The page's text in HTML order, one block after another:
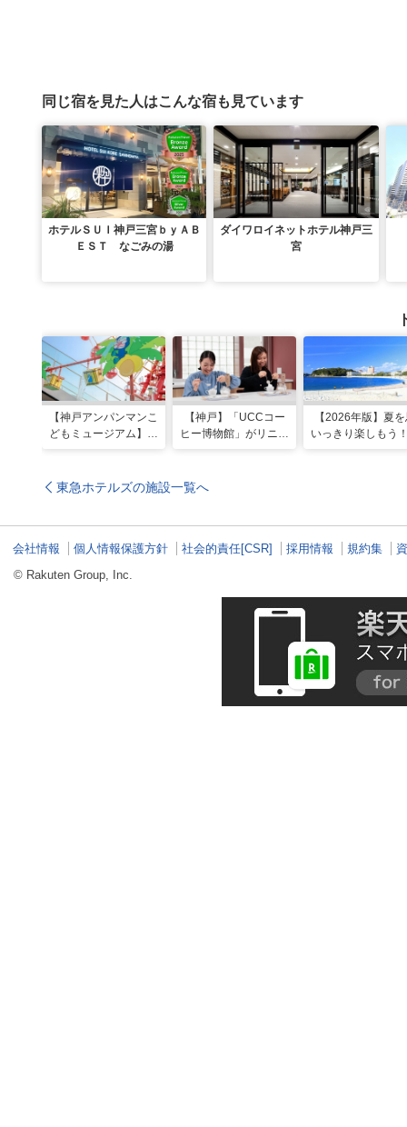
同じ宿を見た人はこんな宿も見ています
ホテルＳＵＩ神戸三宮ｂｙＡＢ
ＥＳＴ なごみの湯
ダイワロイネットホテル神戸三
宮
【神戸アンパンマンこ
どもミュージアム】夏
ょ濡れになって暑さを
【神戸】「UCCコー
ヒー博物館」がリニュ
【2026年版】夏
いっきり楽しもう
東急ホテルズの施設一覧へ
会社情報 個人情報保護方針 社会的責任[CSR] 採用情報 規約集
© Rakuten Group, Inc.